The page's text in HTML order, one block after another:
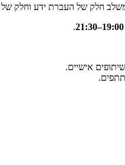
חלק של העברת ידע וחלק של
19:00–21:30
.
אישיים.